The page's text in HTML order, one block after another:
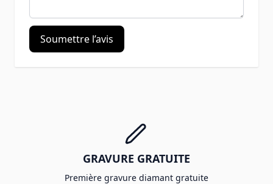
Soumettre l’avis
GRAVURE GRATUITE
Première gravure diamant gratuite